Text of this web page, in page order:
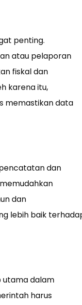
penting.
atau pelaporan
fiskal dan
karena itu,
memastikan data
dan
dan
lebih baik
utama dalam
harus